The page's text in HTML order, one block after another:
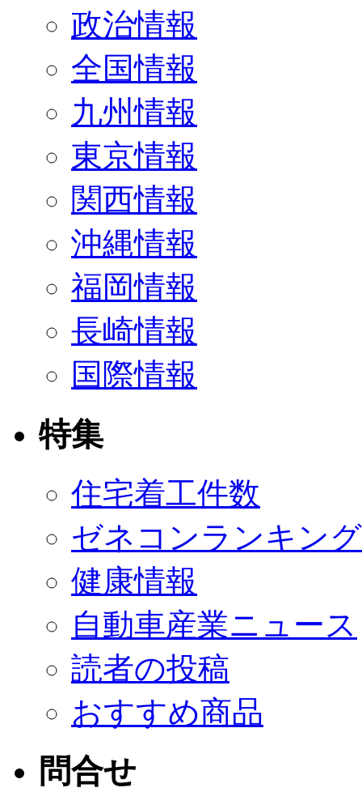
政治情報
全国情報
九州情報
東京情報
関西情報
沖縄情報
福岡情報
長崎情報
国際情報
特集
住宅着工件数
ゼネコンランキング
健康情報
自動車産業ニュース
読者の投稿
おすすめ商品
問合せ